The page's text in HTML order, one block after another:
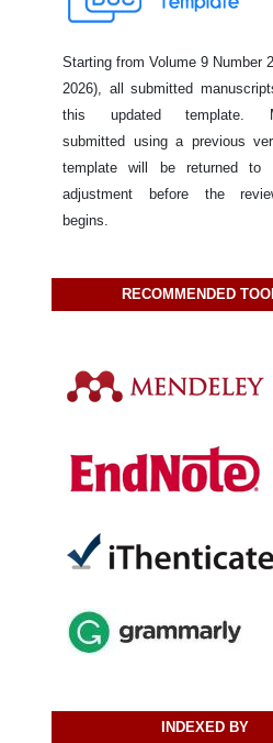
Starting from Volume 9 Number
2026), all submitted
this updated template.
submitted using a previous
template will be returned to
adjustment before the
begins.
RECOMMENDED
INDEXED BY